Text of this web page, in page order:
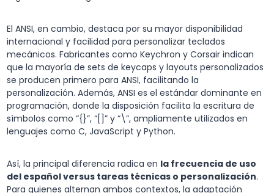
El ANSI, en cambio, destaca por su mayor disponibilidad
internacional y facilidad para personalizar teclados
mecánicos. Fabricantes como Keychron y Corsair indican
que la mayoría de sets de keycaps y layouts personalizados
se producen primero para ANSI, facilitando la
personalización. Además, ANSI es el estándar dominante en
programación, donde la disposición facilita la escritura de
símbolos como “{}”, “[]” y “\”, ampliamente utilizados en
lenguajes como C, JavaScript y Python.
Así, la principal diferencia radica en la frecuencia de uso
del español versus tareas técnicas o personalización.
Para quienes alternan ambos contextos, la adaptación